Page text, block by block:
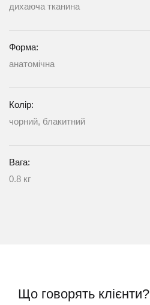
дихаюча тканина
Форма:
анатомічна
Колір:
чорний, блакитний
Вага:
0.8 кг
Що говорять клієнти?